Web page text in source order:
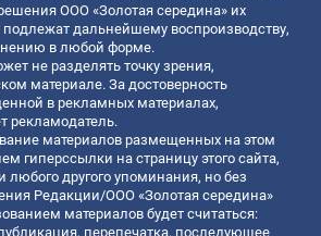
ООО «Золотая середина» их
подлежат дальнейшему воспроизводству,
в любой форме.
не разделять точку зрения,
материале. За достоверность
в рекламных материалах,
рекламодатель.
материалов размещенных на этом
гиперссылки на страницу этого сайта,
любого другого упоминания, но без
Редакции/ООО «Золотая середина»
материалов будет считаться:
перепечатка, последующее